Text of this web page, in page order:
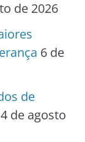
de 2026
6 de
de
4 de agosto